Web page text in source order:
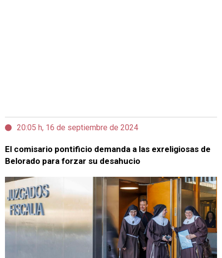
20:05 h, 16 de septiembre de 2024
El comisario pontificio demanda a las exreligiosas de
Belorado para forzar su desahucio